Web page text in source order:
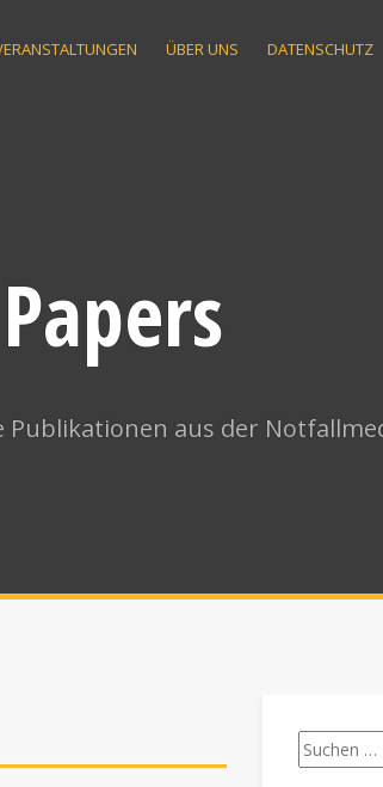
ÜBER UNS DATENSCHUTZ
aus der
Suchen
nach: